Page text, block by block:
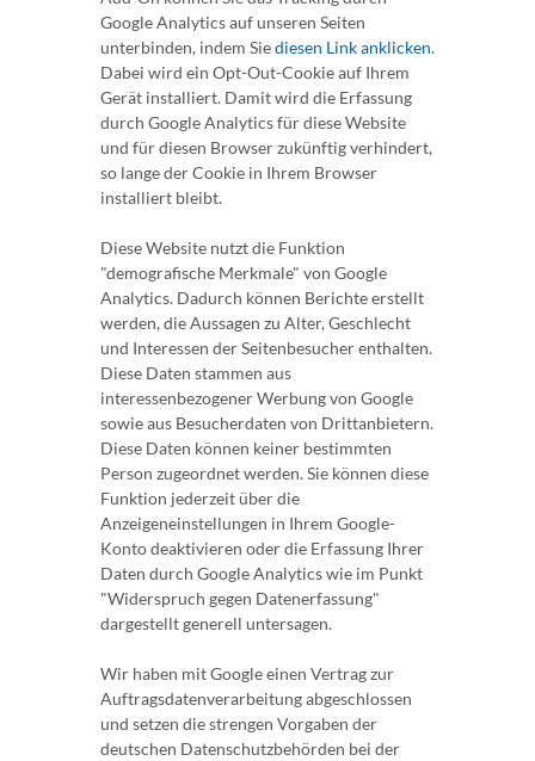
Google Analytics auf unseren Seiten
unterbinden, indem Siediesen Link anklicken.
Dabei wird ein Opt-Out-Cookie auf Ihrem
Gerät installiert. Damit wird die Erfassung
durch Google Analytics für diese Website
und für diesen Browser zukünftig verhindert,
so lange der Cookie in Ihrem Browser
installiert bleibt.
Diese Website nutzt die Funktion
"demografische Merkmale" von Google
Analytics. Dadurch können Berichte erstellt
werden, die Aussagen zu Alter, Geschlecht
und Interessen der Seitenbesucher enthalten.
Diese Daten stammen aus
interessenbezogener Werbung von Google
sowie aus Besucherdaten von Drittanbietern.
Diese Daten können keiner bestimmten
Person zugeordnet werden. Sie können diese
Funktion jederzeit über die
Anzeigeneinstellungen in Ihrem Google-
Konto deaktivieren oder die Erfassung Ihrer
Daten durch Google Analytics wie im Punkt
"Widerspruch gegen Datenerfassung"
dargestellt generell untersagen.
Wir haben mit Google einen Vertrag zur
Auftragsdatenverarbeitung abgeschlossen
und setzen die strengen Vorgaben der
deutschen Datenschutzbehörden bei der